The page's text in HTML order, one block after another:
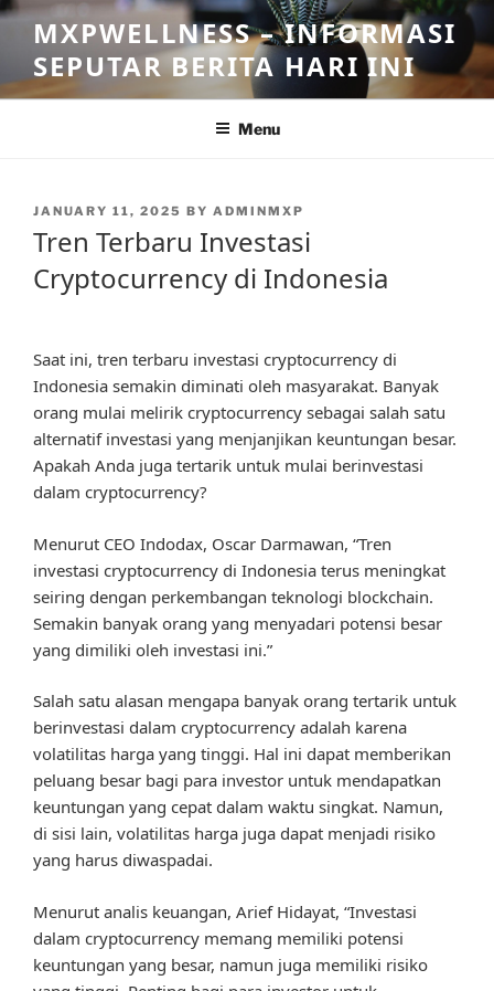
Skip
content
MXPWELLNESS – INFORMASI
SEPUTAR BERITA HARI INI
Menu
POSTED
JANUARY 11, 2025 BY ADMINMXP
Tren Terbaru Investasi
Cryptocurrency di Indonesia
Saat ini, tren terbaru investasi cryptocurrency di
Indonesia semakin diminati oleh masyarakat. Banyak
orang mulai melirik cryptocurrency sebagai salah satu
alternatif investasi yang menjanjikan keuntungan besar.
Apakah Anda juga tertarik untuk mulai berinvestasi
dalam cryptocurrency?
Menurut CEO Indodax, Oscar Darmawan, “Tren
investasi cryptocurrency di Indonesia terus meningkat
seiring dengan perkembangan teknologi blockchain.
Semakin banyak orang yang menyadari potensi besar
yang dimiliki oleh investasi ini.”
Salah satu alasan mengapa banyak orang tertarik untuk
berinvestasi dalam cryptocurrency adalah karena
volatilitas harga yang tinggi. Hal ini dapat memberikan
peluang besar bagi para investor untuk mendapatkan
keuntungan yang cepat dalam waktu singkat. Namun,
di sisi lain, volatilitas harga juga dapat menjadi risiko
yang harus diwaspadai.
Menurut analis keuangan, Arief Hidayat, “Investasi
dalam cryptocurrency memang memiliki potensi
keuntungan yang besar, namun juga memiliki risiko